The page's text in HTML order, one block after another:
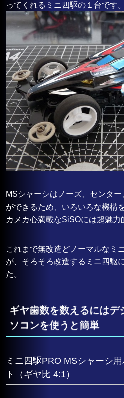
ってくれるミニ四駆の１台です。
MSシャーシはノーズ、センタ
ができるため、いろいろな機構
カメカ心満載なSiSOには超魅力
これまで無改造どノーマルなミ
が、そろそろ改造するミニ四駆
た。
ギヤ歯数を数えるには
ソコンを使うと簡単
ミニ四駆PRO MSシャーシ
ト（ギヤ比 4:1）